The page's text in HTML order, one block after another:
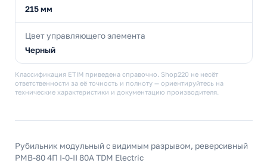
215 мм
Цвет управляющего элемента
Черный
Классификация ETIM приведена справочно. Shop220 не несёт
ответственности за её точность и полноту — ориентируйтесь на
технические характеристики и документацию производителя.
Рубильник модульный с видимым разрывом, реверсивный
РМВ-80 4П I-0-II 80A TDM Electric